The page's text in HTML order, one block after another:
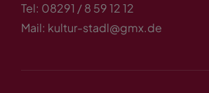
Tel: 08291 / 8 59 12 12
Mail: kultur-stadl@gmx.de